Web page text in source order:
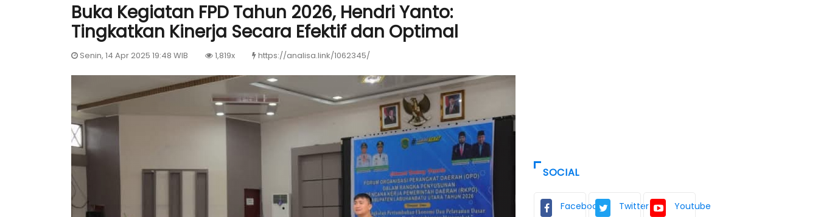
Buka Kegiatan FPD Tahun 2026, Hendri Yanto:
Tingkatkan Kinerja Secara Efektif dan Optimal
Senin, 14 Apr 2025 19:48 WIB 1,819x https://analisa.link/1062345/
SOCIAL
Facebook Twitter Youtube